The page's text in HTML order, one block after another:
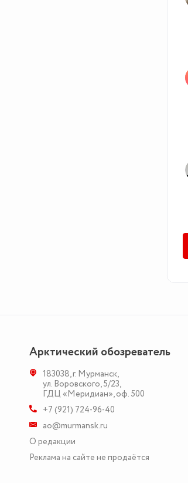
Арктический обозреватель
183038,г. Мурманск,
ул. Воровского, 5/23,
ГДЦ «Меридиан», оф. 500
+7 (921) 724-96-40
ao@murmansk.ru
О редакции
Реклама на сайте не продаётся